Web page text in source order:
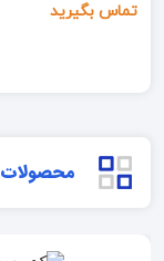
تماس بگیرید
محصولات